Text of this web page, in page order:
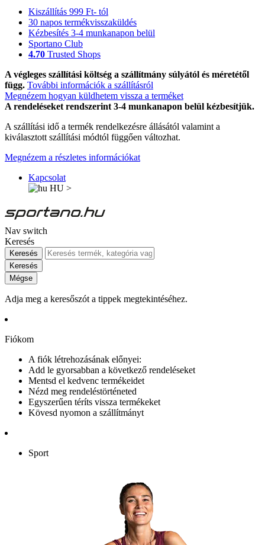
Kiszállítás 999 Ft- tól
30 napos termékvisszaküldés
Kézbesítés 3-4 munkanapon belül
Sportano Club
4.70 Trusted Shops
A végleges szállítási költség a szállítmány súlyától és méretétől
függ. További információk a szállításról
Megnézem hogyan küldhetem vissza a terméket
A rendeléseket rendszerint 3-4 munkanapon belül kézbesítjük.
A szállítási idő a termék rendelkezésre állásától valamint a
kiválasztott szállítási módtól függően változhat.
Megnézem a részletes információkat
Kapcsolat
HU >
Nav switch
Keresés
Keresés
Keresés
Mégse
Adja meg a keresőszót a tippek megtekintéséhez.
Fiókom
A fiók létrehozásának előnyei:
Add le gyorsabban a következő rendeléseket
Mentsd el kedvenc termékeidet
Nézd meg rendeléstörténeted
Egyszerűen téríts vissza termékeket
Kövesd nyomon a szállítmányt
Sport